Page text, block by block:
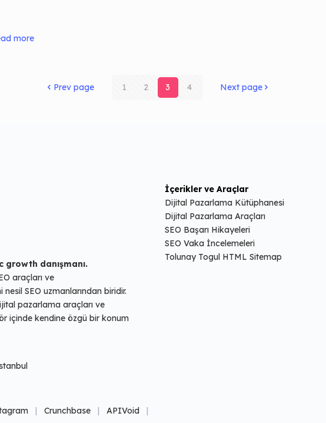
more
Prev page 1 2 3 4 Next page
growth danışmanı.
araçları ve
SEO uzmanlarından biridir.
pazarlama araçları ve
içinde kendine özgü bir konum
| Crunchbase | APIVoid
|
İçerikler ve Araçlar
Dijital Pazarlama Kütüphanesi
Dijital Pazarlama Araçları
SEO Başarı Hikayeleri
SEO Vaka İncelemeleri
Tolunay Togul HTML Sitemap